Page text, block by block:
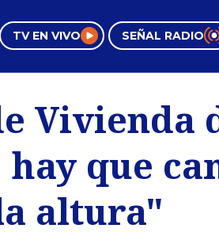
TV EN VIVO SEÑAL RADIO
Tendencias
Videos
Vivienda
que
altura"